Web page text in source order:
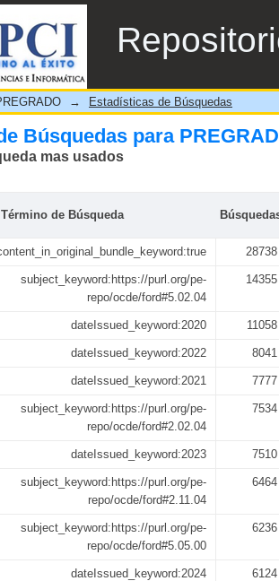
Búsquedas
→ Estadísticas de Búsquedas
Búsquedas para
mas usados
Término de Búsqueda
28738
subject_keyword:https://purl.org/pe-
repo/ocde/ford#5.02.04
14355
dateIssued_keyword:2020 11058
dateIssued_keyword:2022 8041
dateIssued_keyword:2021 7777
subject_keyword:https://purl.org/pe-
repo/ocde/ford#2.02.04
7534
dateIssued_keyword:2023 7510
subject_keyword:https://purl.org/pe-
repo/ocde/ford#2.11.04
6464
subject_keyword:https://purl.org/pe-
repo/ocde/ford#5.05.00
6236
dateIssued_keyword:2024 6124